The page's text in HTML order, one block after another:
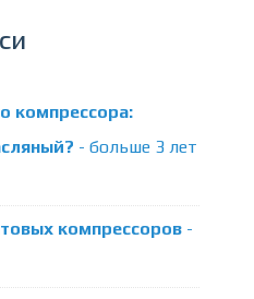
компрессора:
- больше 3 лет
компрессоров -